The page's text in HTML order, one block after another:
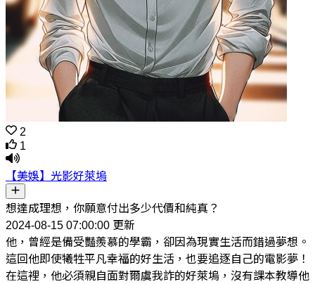
2
1
【美娛】光影好萊塢
想達成理想，你願意付出多少代價和純真？
2024-08-15 07:00:00 更新
他，曾經是備受豔羨慕的學霸，卻因為現實生活而錯過夢想。
這回他即使犧牲平凡幸福的好生活，也要追逐自己的電影夢！
在這裡，他必須親自面對爾虞我詐的好萊塢，沒有課本教導他